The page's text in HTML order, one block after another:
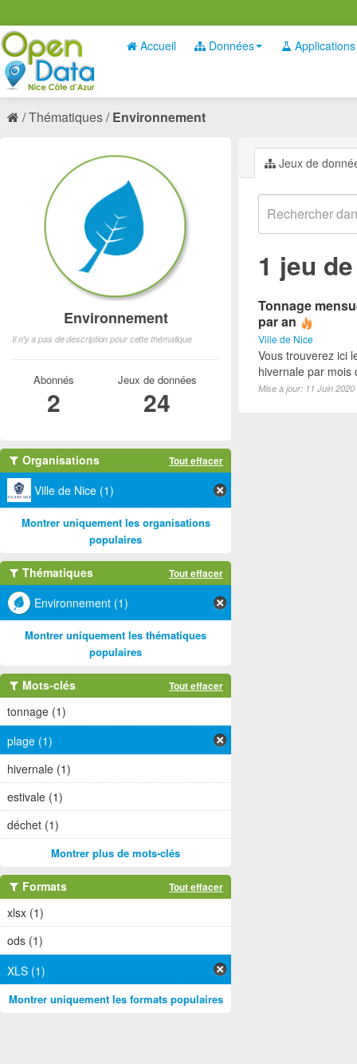
Accueil Données Applications
Thématiques Environnement
Jeux de
1 jeu
Tonnage
par an
Ville de Nice
Vous trouverez ici
hivernale par
Mise à jour: 11 Juin 2020
Environnement
Il n'y a pas de description pour cette thématique
Abonnés
2
Jeux de données
24
Organisations Tout effacer
Ville de Nice (1)
Montrer uniquement les organisations
populaires
Thématiques Tout effacer
Environnement (1)
Montrer uniquement les thématiques
populaires
Mots-clés Tout effacer
tonnage (1)
plage (1)
hivernale (1)
estivale (1)
déchet (1)
Montrer plus de mots-clés
Formats Tout effacer
xlsx (1)
ods (1)
XLS (1)
Montrer uniquement les formats populaires